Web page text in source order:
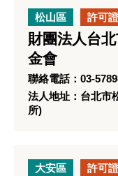
松山區 許可
財團法人台
金會
聯絡電話：03-
法人地址：台北市
所)
大安區 許可